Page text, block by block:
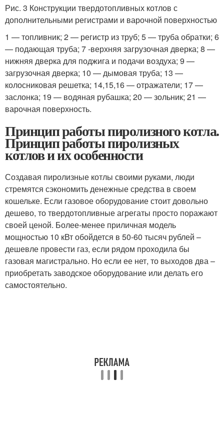
Рис. 3 Конструкции твердотопливных котлов с
дополнительными регистрами и варочной поверхностью
1 — топливник; 2 — регистр из труб; 5 — труба обратки; 6
— подающая труба; 7 -верхняя загрузочная дверка; 8 —
нижняя дверка для поджига и подачи воздуха; 9 —
загрузочная дверка; 10 — дымовая труба; 13 —
колосниковая решетка; 14,15,16 — отражатели; 17 —
заслонка; 19 — водяная рубашка; 20 — зольник; 21 —
варочная поверхность.
Принцип работы пиролизного котла.
Принцип работы пиролизных
котлов и их особенности
Создавая пиролизные котлы своими руками, люди
стремятся сэкономить денежные средства в своем
кошельке. Если газовое оборудование стоит довольно
дешево, то твердотопливные агрегаты просто поражают
своей ценой. Более-менее приличная модель
мощностью 10 кВт обойдется в 50-60 тысяч рублей –
дешевле провести газ, если рядом проходила бы
газовая магистрально. Но если ее нет, то выходов два –
приобретать заводское оборудование или делать его
самостоятельно.